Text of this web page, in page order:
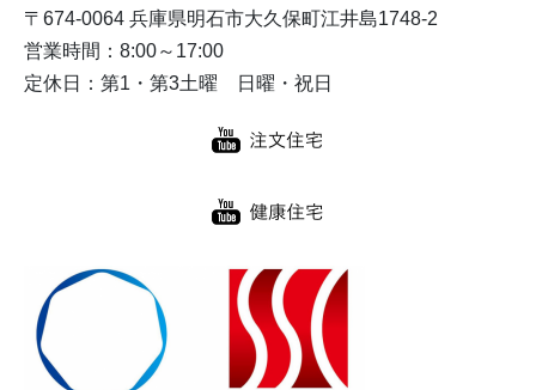
〒674-0064 兵庫県明石市大久保町江井島1748-2
営業時間：8:00～17:00
定休日：第1・第3土曜 日曜・祝日